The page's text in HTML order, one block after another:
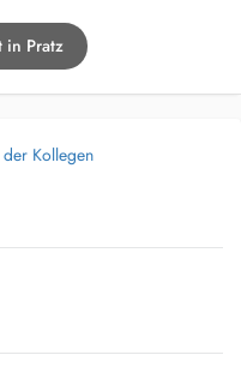
in Pratz
Kollegen